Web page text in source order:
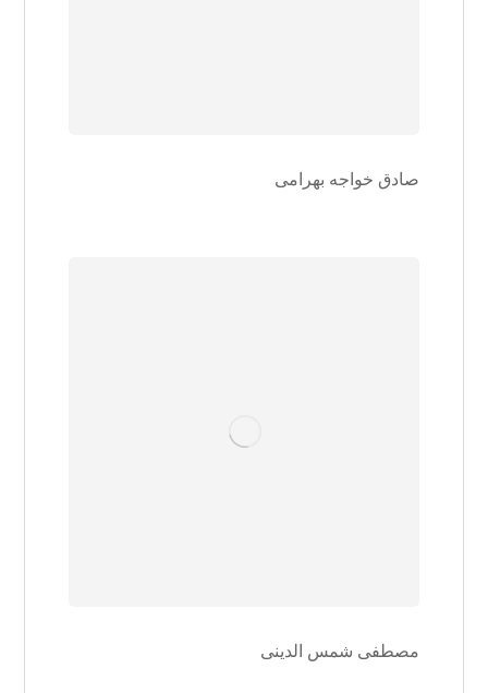
صادق خواجه بهرامی
مصطفی شمس الدینی